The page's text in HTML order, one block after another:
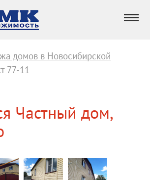
домов в Новосибирской
77-11
Частный дом,